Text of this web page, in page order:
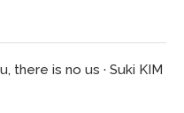
there is no us · Suki KIM